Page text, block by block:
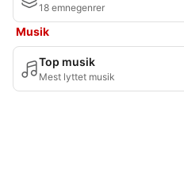
18 emnegenrer
Musik
Top musik
Mest lyttet musik